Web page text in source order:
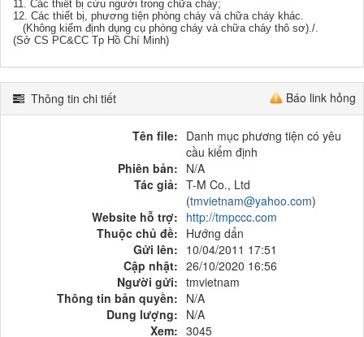
11. Các thiết bị cứu người trong chữa cháy;
12. Các thiết bị, phương tiện phòng cháy và chữa cháy khác.
(Không kiểm định dụng cụ phòng cháy và chữa cháy thô sơ)./.
(Sở CS PC&CC Tp Hồ Chí Minh)
Báo link hỏng
Thông tin chi tiết
Tên file: Danh mục phương tiện có yêu
cầu kiểm định
Phiên bản: N/A
Tác giả: T-M Co., Ltd
(tmvietnam@yahoo.com)
Website hỗ trợ: http://tmpccc.com
Thuộc chủ đề: Hướng dẩn
Gửi lên: 10/04/2011 17:51
Cập nhật: 26/10/2020 16:56
Người gửi: tmvietnam
Thông tin bản quyền: N/A
Dung lượng: N/A
Xem: 3045